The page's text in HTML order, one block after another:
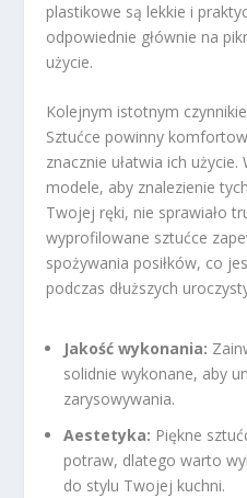
plastikowe są lekkie i
odpowiednie głównie na
użycie.
Kolejnym istotnym
Sztućce powinny
znacznie ułatwia ich
modele, aby znalezienie
Twojej ręki, nie sprawiało
wyprofilowane sztućce
spożywania posiłków, co
podczas dłuższych
Jakość wykonania:
solidnie wykonane, aby
zarysowywania.
Aestetyka: Piękne
potraw, dlatego warto
do stylu Twojej kuchni.